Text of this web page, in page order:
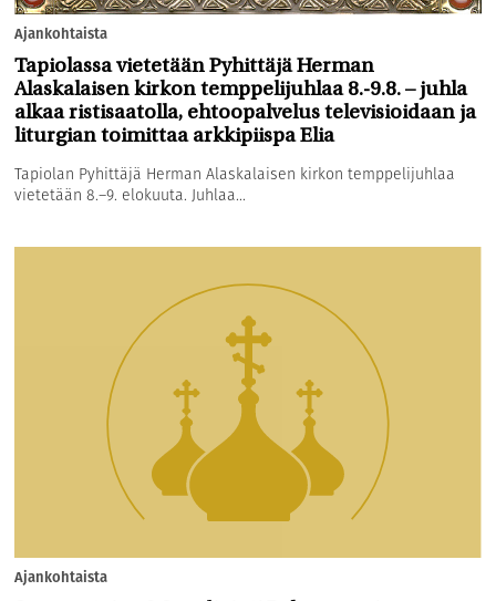
Ajankohtaista
Tapiolassa vietetään Pyhittäjä Herman
Alaskalaisen kirkon temppelijuhlaa 8.-9.8. – juhla
alkaa ristisaatolla, ehtoopalvelus televisioidaan ja
liturgian toimittaa arkkipiispa Elia
Tapiolan Pyhittäjä Herman Alaskalaisen kirkon temppelijuhlaa
vietetään 8.–9. elokuuta. Juhlaa...
Ajankohtaista